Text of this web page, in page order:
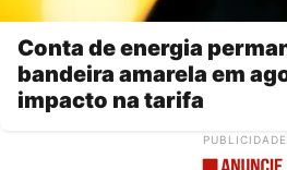
Conta de energia
bandeira amarela em
impacto na tarifa
PUBLICIDADE